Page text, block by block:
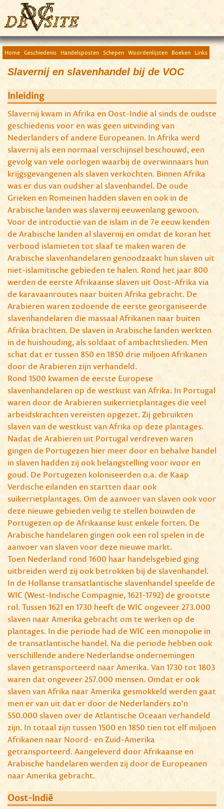
Home Geschiedenis Handelsposten Schepen Woordenlijsten Boeken Links
Slavernij en slavenhandel bij de VOC
Inleiding
Slavernij kwam in Afrika en Oost-Indië al sinds de oudste
geschiedenis voor en was geen uitvinding van
Nederlanders of andere Europeanen. In Afrika werd
slavernij als een normaal verschijnsel beschouwd, een
gevolg van vele oorlogen waarbij de overwinnaars hun
krijgsgevangenen als slaven verkochten. Binnen Afrika
was er dus van oudsher al slavenhandel. De oude
Grieken en Romeinen hadden slaven en ook in de
Arabische landen was slavernij eeuwenlang gewoon.
Voor de introductie van de islam in de 7e eeuw kenden
de Arabische landen al slavernij en omdat de koran het
verbood islamieten tot slaaf te maken waren de
Arabische slavenhandelaren genoodzaakt hun slaven uit
niet-islamitische gebieden te halen. Rond het jaar 800
werden de eerste Afrikaanse slaven uit Oost-Afrika via
de karavaanroutes naar buiten Afrika gebracht. De
Arabieren waren zodoende de eerste georganiseerde
slavenhandelaren die massaal Afrikanen naar buiten
Afrika brachten. De slaven in Arabische landen werkten
in de huishouding, als soldaat of ambachtslieden. Men
schat dat er tussen 850 en 1850 drie miljoen Afrikanen
door de Arabieren zijn verhandeld.
Rond 1500 kwamen de eerste Europese
slavenhandelaren op de westkust van Afrika. In Portugal
waren door de Arabieren suikerrietplantages die veel
arbeidskrachten vereisten opgezet. Zij gebruikten
slaven van de westkust van Afrika op deze plantages.
Nadat de Arabieren uit Portugal verdreven waren
gingen de Portugezen hier meer door en behalve handel
in slaven hadden zij ook belangstelling voor ivoor en
goud. De Portugezen koloniseerden o.a. de Kaap
Verdische eilanden en startten daar ook
suikerrietplantages. Om de aanvoer van slaven ook voor
deze nieuwe gebieden veilig te stellen bouwden de
Portugezen op de Afrikaanse kust enkele forten. De
Arabische handelaren gingen ook een rol spelen in de
aanvoer van slaven voor deze nieuwe markt.
Toen Nederland rond 1600 haar handelsgebied ging
uitbreiden werd zij ook betrokken bij de slavenhandel.
In de Hollanse transatlantische slavenhandel speelde de
WIC (West-Indische Compagnie, 1621-1792) de grootste
rol. Tussen 1621 en 1730 heeft de WIC ongeveer 273.000
slaven naar Amerika gebracht om te werken op de
plantages. In die periode had de WIC een monopolie in
de transatlantische handel. Na die periode hebben ook
verschillende andere Nederlandse ondernemingen
slaven getransporteerd naar Amerika. Van 1730 tot 1803
waren dat ongeveer 257.000 mensen. Omdat er ook
slaven van Afrika naar Amerika gesmokkeld werden gaat
men er van uit dat er door de Nederlanders zo'n
550.000 slaven over de Atlantische Oceaan verhandeld
zijn. In totaal zijn tussen 1500 en 1850 tien tot elf miljoen
Afrikanen naar Noord- en Zuid-Amerika
getransporteerd. Aangeleverd door Afrikaanse en
Arabische handelaren werden zij door de Europeanen
naar Amerika gebracht.
Oost-Indië